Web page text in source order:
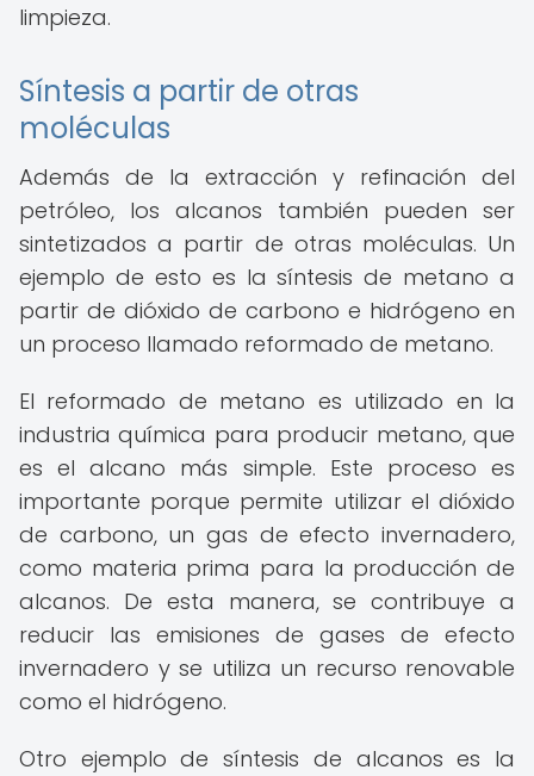
limpieza.
Síntesis a partir de otras
moléculas
Además de la extracción y refinación del
petróleo, los alcanos también pueden ser
sintetizados a partir de otras moléculas. Un
ejemplo de esto es la síntesis de metano a
partir de dióxido de carbono e hidrógeno en
un proceso llamado reformado de metano.
El reformado de metano es utilizado en la
industria química para producir metano, que
es el alcano más simple. Este proceso es
importante porque permite utilizar el dióxido
de carbono, un gas de efecto invernadero,
como materia prima para la producción de
alcanos. De esta manera, se contribuye a
reducir las emisiones de gases de efecto
invernadero y se utiliza un recurso renovable
como el hidrógeno.
Otro ejemplo de síntesis de alcanos es la